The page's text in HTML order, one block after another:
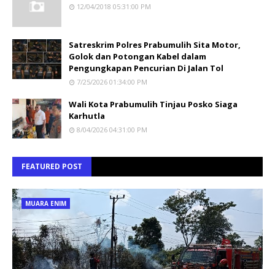
12/04/2018 05:31:00 PM
Satreskrim Polres Prabumulih Sita Motor,
Golok dan Potongan Kabel dalam
Pengungkapan Pencurian Di Jalan Tol
7/25/2026 01:34:00 PM
Wali Kota Prabumulih Tinjau Posko Siaga
Karhutla
8/04/2026 04:31:00 PM
FEATURED POST
MUARA ENIM